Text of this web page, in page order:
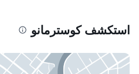
استكشف كوسترمانو